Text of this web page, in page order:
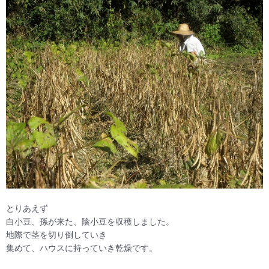
とりあえず
白小豆、孫が来た、陰小豆を収穫しました。
地際で茎を切り倒していき
集めて、ハウスに持っていき乾燥です。